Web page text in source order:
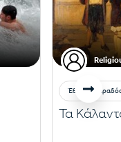
Έθιμα &
Τα